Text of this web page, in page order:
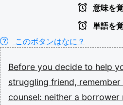
意味を
単語を
このボタンはなに？
Before you decide to help
struggling friend, remember
counsel: neither a borrower